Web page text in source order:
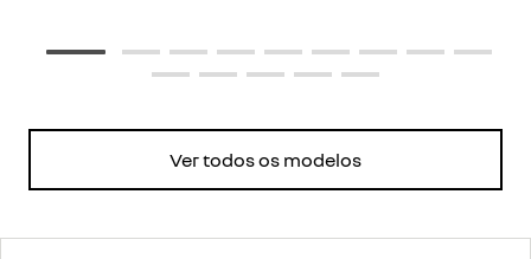
Ver todos os modelos